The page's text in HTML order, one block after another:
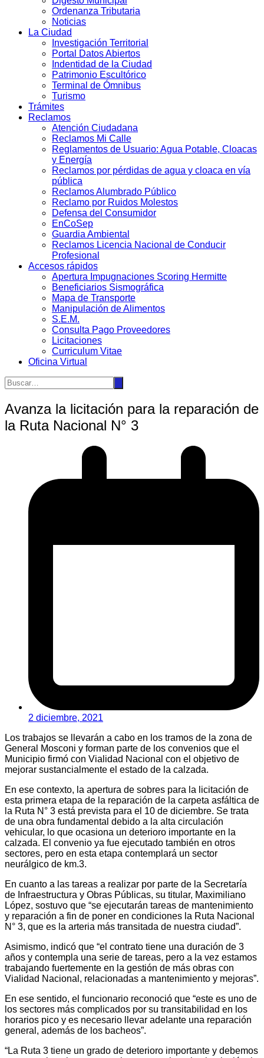
Ordenanza Tributaria
Noticias
La Ciudad
Investigación Territorial
Portal Datos Abiertos
Indentidad de la Ciudad
Patrimonio Escultórico
Terminal de Ómnibus
Turismo
Trámites
Reclamos
Atención Ciudadana
Reclamos Mi Calle
Reglamentos de Usuario: Agua Potable, Cloacas
y Energía
Reclamos por pérdidas de agua y cloaca en vía
pública
Reclamos Alumbrado Público
Reclamo por Ruidos Molestos
Defensa del Consumidor
EnCoSep
Guardia Ambiental
Reclamos Licencia Nacional de Conducir
Profesional
Accesos rápidos
Apertura Impugnaciones Scoring Hermitte
Beneficiarios Sismográfica
Mapa de Transporte
Manipulación de Alimentos
S.E.M.
Consulta Pago Proveedores
Licitaciones
Curriculum Vitae
Oficina Virtual
Avanza la licitación para la reparación de
la Ruta Nacional N° 3
2 diciembre, 2021
Los trabajos se llevarán a cabo en los tramos de la zona de
General Mosconi y forman parte de los convenios que el
Municipio firmó con Vialidad Nacional con el objetivo de
mejorar sustancialmente el estado de la calzada.
En ese contexto, la apertura de sobres para la licitación de
esta primera etapa de la reparación de la carpeta asfáltica de
la Ruta N° 3 está prevista para el 10 de diciembre. Se trata
de una obra fundamental debido a la alta circulación
vehicular, lo que ocasiona un deterioro importante en la
calzada. El convenio ya fue ejecutado también en otros
sectores, pero en esta etapa contemplará un sector
neurálgico de km.3.
En cuanto a las tareas a realizar por parte de la Secretaría
de Infraestructura y Obras Públicas, su titular, Maximiliano
López, sostuvo que “se ejecutarán tareas de mantenimiento
y reparación a fin de poner en condiciones la Ruta Nacional
N° 3, que es la arteria más transitada de nuestra ciudad”.
Asimismo, indicó que “el contrato tiene una duración de 3
años y contempla una serie de tareas, pero a la vez estamos
trabajando fuertemente en la gestión de más obras con
Vialidad Nacional, relacionadas a mantenimiento y mejoras”.
En ese sentido, el funcionario reconoció que “este es uno de
los sectores más complicados por su transitabilidad en los
horarios pico y es necesario llevar adelante una reparación
general, además de los bacheos”.
“La Ruta 3 tiene un grado de deterioro importante y debemos